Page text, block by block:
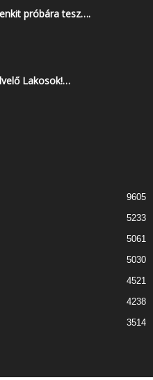
próbára tesz….
Lakosok!…
9605
5233
5061
5030
4521
4238
3514